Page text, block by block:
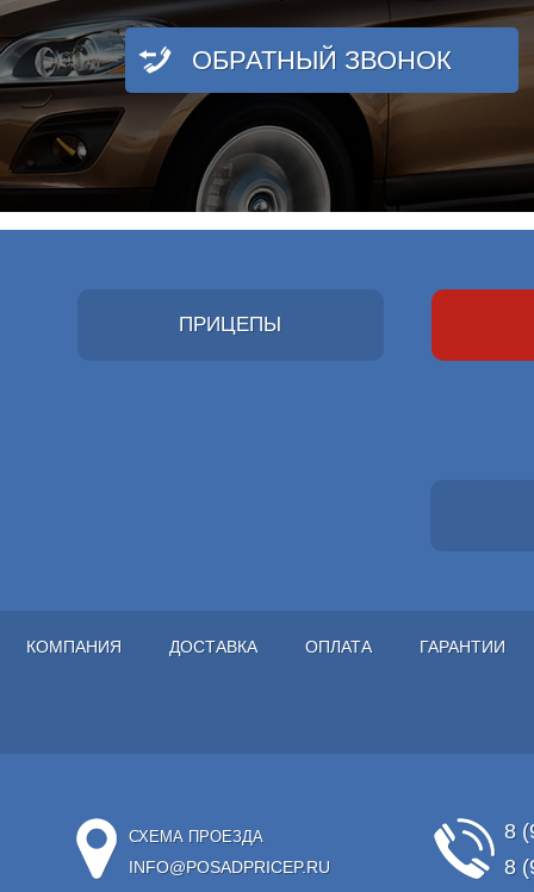
ОБРАТНЫЙ ЗВОНОК
ПРИЦЕПЫ
КОМПАНИЯ ДОСТАВКА ОПЛАТА ГАРАНТИИ
СХЕМА ПРОЕЗДА
INFO@POSADPRICEP.RU
8
8